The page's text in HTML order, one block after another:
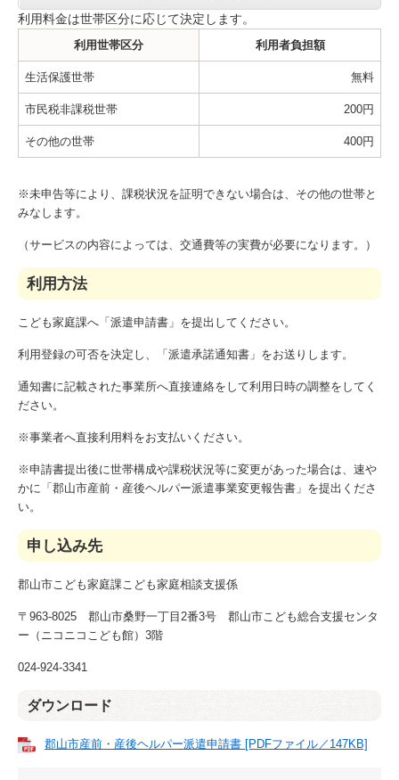
利用世帯区分 利用者負担額
生活保護世帯 無料
市民税非課税世帯 200円
その他の世帯 400円
利用料金は世帯区分に応じて決定します。
※未申告等により、課税状況を証明できない場合は、その他の世帯と
みなします。
（サービスの内容によっては、交通費等の実費が必要になります。）
利用方法
こども家庭課へ「派遣申請書」を提出してください。
利用登録の可否を決定し、「派遣承諾通知書」をお送りします。
通知書に記載された事業所へ直接連絡をして利用日時の調整をしてく
ださい。
※事業者へ直接利用料をお支払いください。
※申請書提出後に世帯構成や課税状況等に変更があった場合は、速や
かに「郡山市産前・産後ヘルパー派遣事業変更報告書」を提出くださ
い。
申し込み先
郡山市こども家庭課こども家庭相談支援係
〒963-8025 郡山市桑野一丁目2番3号 郡山市こども総合支援センタ
ー（ニコニコこども館）3階
024-924-3341
ダウンロード
郡山市産前・産後ヘルパー派遣申請書 [PDFファイル／147KB]